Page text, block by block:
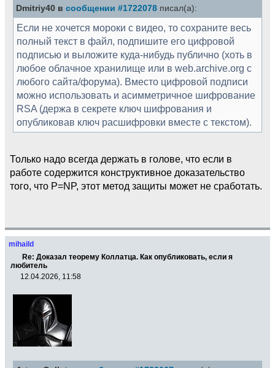
Dmitriy40 в сообщении #1722078 писал(а):
Если не хочется мороки с видео, то сохраните весь
полный текст в файл, подпишите его цифровой
подписью и выложите куда-нибудь публично (хоть в
любое облачное хранилище или в web.archive.org с
любого сайта/форума). Вместо цифровой подписи
можно использовать и асимметричное шифрование
RSA (держа в секрете ключ шифрования и
опубликовав ключ расшифровки вместе с текстом).
Только надо всегда держать в голове, что если в
работе содержится конструктивное доказательство
того, что P=NP, этот метод защиты может не сработать.
mihaild
Re: Доказал теорему Коллатца. Как опубликовать, если я
любитель
12.04.2026, 11:58